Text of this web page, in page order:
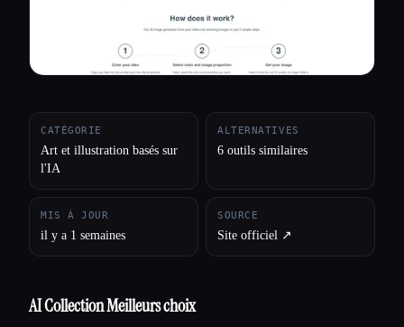
CATÉGORIE
Art et illustration basés sur
l'IA
ALTERNATIVES
6 outils similaires
MIS À JOUR
il y a 1 semaines
SOURCE
Site officiel ↗︎
AI Collection Meilleurs choix